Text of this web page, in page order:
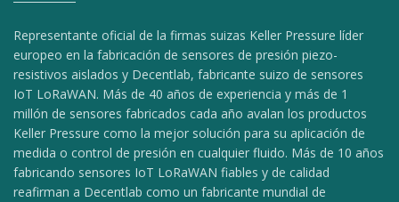
Representante oficial de la firmas suizas Keller Pressure líder
europeo en la fabricación de sensores de presión piezo-
resistivos aislados y Decentlab, fabricante suizo de sensores
IoT LoRaWAN. Más de 40 años de experiencia y más de 1
millón de sensores fabricados cada año avalan los productos
Keller Pressure como la mejor solución para su aplicación de
medida o control de presión en cualquier fluido. Más de 10 años
fabricando sensores IoT LoRaWAN fiables y de calidad
reafirman a Decentlab como un fabricante mundial de